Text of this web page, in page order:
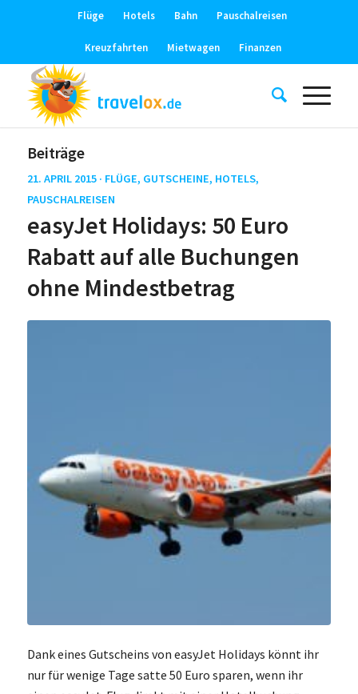
Flüge Hotels Bahn Pauschalreisen
Kreuzfahrten Mietwagen Finanzen
Beiträge
21. APRIL 2015 · FLÜGE, GUTSCHEINE, HOTELS,
PAUSCHALREISEN
easyJet Holidays: 50 Euro
Rabatt auf alle Buchungen
ohne Mindestbetrag
Dank eines Gutscheins von easyJet Holidays könnt ihr
nur für wenige Tage satte 50 Euro sparen, wenn ihr